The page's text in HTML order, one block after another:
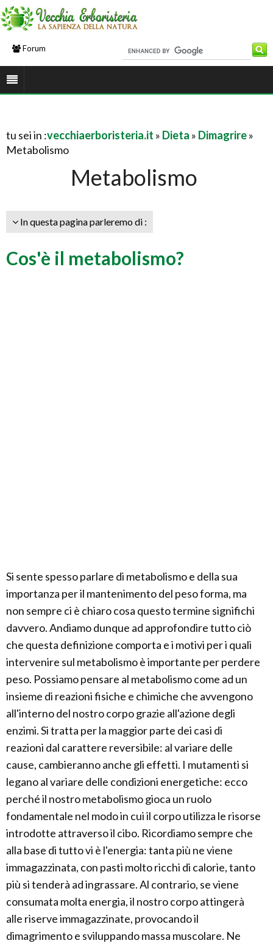
Forum
tu sei in :vecchiaerboristeria.it » Dieta » Dimagrire»
Metabolismo
Metabolismo
In questa pagina parleremo di :
Cos'è il metabolismo?
Si sente spesso parlare di metabolismo e della sua
importanza per il mantenimento del peso forma, ma
non sempre ci è chiaro cosa questo termine significhi
davvero. Andiamo dunque ad approfondire tutto ciò
che questa definizione comporta e i motivi per i quali
intervenire sul metabolismo è importante per perdere
peso. Possiamo pensare al metabolismo come ad un
insieme di reazioni fisiche e chimiche che avvengono
all'interno del nostro corpo grazie all'azione degli
enzimi. Si tratta per la maggior parte dei casi di
reazioni dal carattere reversibile: al variare delle
cause, cambieranno anche gli effetti. I mutamenti si
legano al variare delle condizioni energetiche: ecco
perché il nostro metabolismo gioca un ruolo
fondamentale nel modo in cui il corpo utilizza le risorse
introdotte attraverso il cibo. Ricordiamo sempre che
alla base di tutto vi è l'energia: tanta più ne viene
immagazzinata, con pasti molto ricchi di calorie, tanto
più si tenderà ad ingrassare. Al contrario, se viene
consumata molta energia, il nostro corpo attingerà
alle riserve immagazzinate, provocando il
dimagrimento e sviluppando massa muscolare. Ne